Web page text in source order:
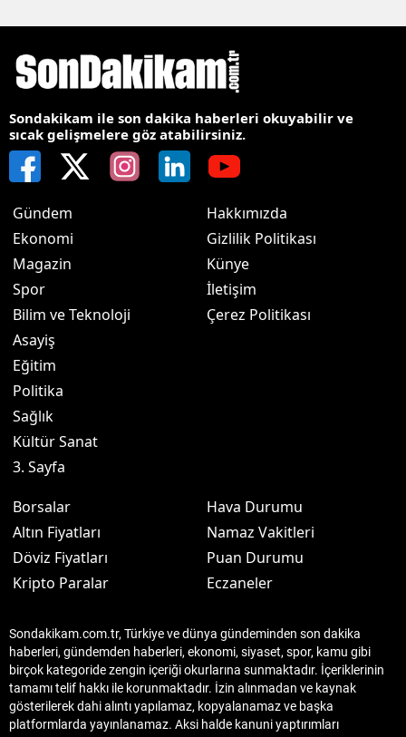
Sondakikam ile son dakika haberleri okuyabilir ve
sıcak gelişmelere göz atabilirsiniz.
Gündem
Ekonomi
Magazin
Spor
Bilim ve Teknoloji
Asayiş
Eğitim
Politika
Sağlık
Kültür Sanat
3. Sayfa
Hakkımızda
Gizlilik Politikası
Künye
İletişim
Çerez Politikası
Borsalar
Altın Fiyatları
Döviz Fiyatları
Kripto Paralar
Hava Durumu
Namaz Vakitleri
Puan Durumu
Eczaneler
Sondakikam.com.tr, Türkiye ve dünya gündeminden son dakika
haberleri, gündemden haberleri, ekonomi, siyaset, spor, kamu gibi
birçok kategoride zengin içeriği okurlarına sunmaktadır. İçeriklerinin
tamamı telif hakkı ile korunmaktadır. İzin alınmadan ve kaynak
gösterilerek dahi alıntı yapılamaz, kopyalanamaz ve başka
platformlarda yayınlanamaz. Aksi halde kanuni yaptırımları